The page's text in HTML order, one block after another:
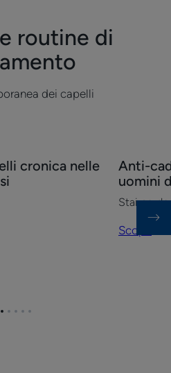
routine di
dei capelli
cronica nelle
Anti-
caduta
dei
capelli
cronica
Anti-
uomini
Stai
Scopri
VaiVaiVai
VaiVai